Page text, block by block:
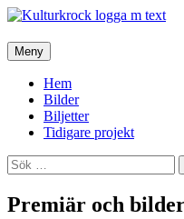
Meny Hoppa
till
innehåll
Hem
Bilder
Biljetter
Tidigare projekt
Sök
efter:
Premiär och